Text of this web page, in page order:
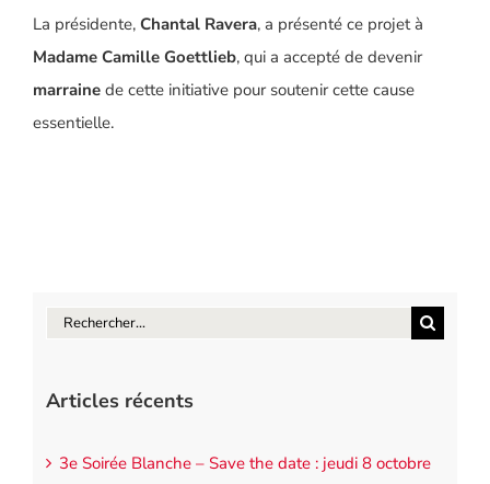
La présidente, Chantal Ravera, a présenté ce projet à
Madame Camille Goettlieb, qui a accepté de devenir
marraine de cette initiative pour soutenir cette cause
essentielle.
Rechercher:
Articles récents
3e Soirée Blanche – Save the date : jeudi 8 octobre